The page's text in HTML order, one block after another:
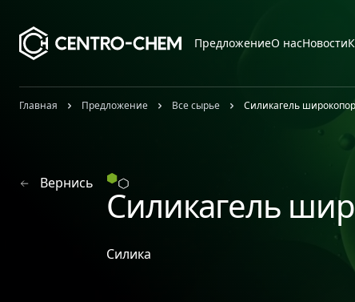
ПредложениеО насНовости
Главная Предложение Все сырье Силикагель
Вернись
Силикагель
Силика